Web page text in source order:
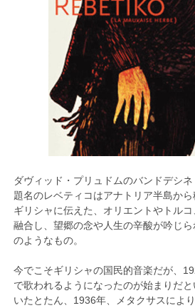
ダヴィッド・プリュドムのバンドデシネ
題名のレベティコはアナトリア半島か
ギリシャに伝えた、オリエントやトル
融合し、望郷の念や人生の辛酸が吟じ
のようなもの。
今でこそギリシャの国民的音楽だが、
で歌われるようになったのが始まりだ
いたとたん、1936年、メタクサスによ